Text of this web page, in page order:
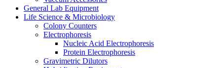
General Lab Equipment
Life Science & Microbiology
Colony Counters
Electrophoresis
Nucleic Acid Electrophoresis
Protein Electrophoresis
Gravimetric Dilutors